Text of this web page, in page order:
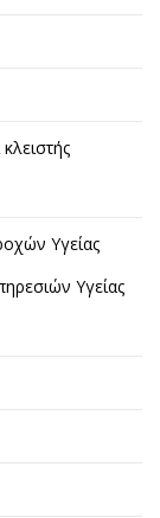
Υγείας
Υγείας